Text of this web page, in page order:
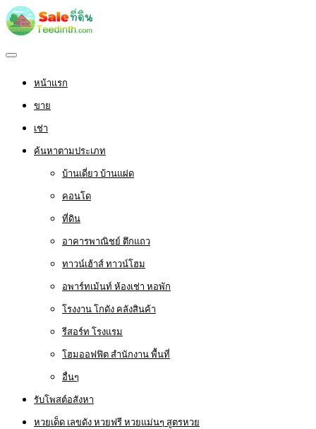
หน้าแรก
ขาย
เช่า
ค้นหาตามประเภท
บ้านเดี่ยว บ้านแฝด
คอนโด
ที่ดิน
อาคารพาณิชย์ ตึกแถว
ทาวน์เฮ้าส์ ทาวน์โฮม
อพาร์ทเม้นท์ ห้องเช่า หอพัก
โรงงาน โกดัง คลังสินค้า
รีสอร์ท โรงแรม
โฮมออฟฟิต สำนักงาน พื้นที่
อื่นๆ
รับโพสต์อสังหา
หวยเด็ด เลขดัง หวยฟรี หวยแม่นๆ สูตรหวย